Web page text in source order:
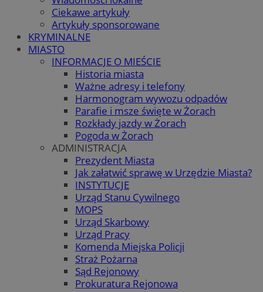
Ciekawe artykuły
Artykuły sponsorowane
KRYMINALNE
MIASTO
INFORMACJE O MIEŚCIE
Historia miasta
Ważne adresy i telefony
Harmonogram wywozu odpadów
Parafie i msze święte w Żorach
Rozkłady jazdy w Żorach
Pogoda w Żorach
ADMINISTRACJA
Prezydent Miasta
Jak załatwić sprawę w Urzędzie Miasta?
INSTYTUCJE
Urząd Stanu Cywilnego
MOPS
Urząd Skarbowy
Urząd Pracy
Komenda Miejska Policji
Straż Pożarna
Sąd Rejonowy
Prokuratura Rejonowa